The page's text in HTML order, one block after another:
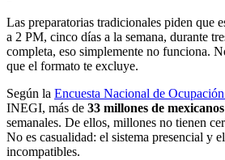
Las preparatorias tradicionales piden que
a 2 PM, cinco días a la semana, durante
completa, eso simplemente no funciona.
que el formato te excluye.
Según la Encuesta Nacional de
INEGI, más de 33 millones de mexicanos
semanales. De ellos, millones no tienen
No es casualidad: el sistema presencial y
incompatibles.